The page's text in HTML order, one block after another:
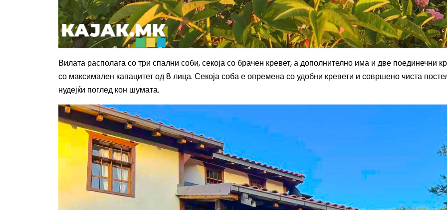
Вилата располага со три спални соби, секоја со брачен кревет, а дополнително има и две поединечни
со максимален капацитет од 8 лица. Секоја соба е опремена со удобни кревети и совршено чиста
нудејќи поглед кон шумата.